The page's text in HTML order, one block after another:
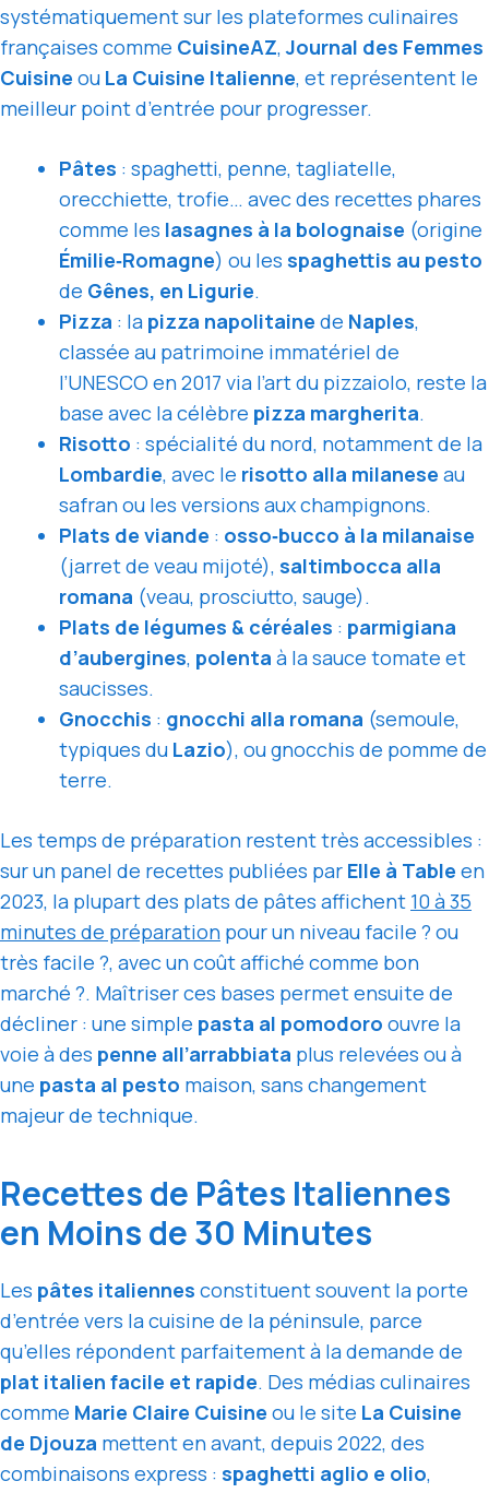
systématiquement sur les plateformes culinaires
françaises comme CuisineAZ,Journal des Femmes
Cuisine ou La Cuisine Italienne, et représentent le
meilleur point d’entrée pour progresser.
Pâtes : spaghetti, penne, tagliatelle,
orecchiette, trofie… avec des recettes phares
comme les lasagnes à la bolognaise (origine
Émilie‑Romagne) ou les spaghettis au pesto
de Gênes, en Ligurie.
Pizza : la pizza napolitaine de Naples,
classée au patrimoine immatériel de
l’UNESCO en 2017 via l’art du pizzaiolo, reste la
base avec la célèbre pizza margherita.
Risotto : spécialité du nord, notamment de la
Lombardie, avec le risotto alla milanese au
safran ou les versions aux champignons.
Plats de viande : osso‑bucco à la milanaise
(jarret de veau mijoté), saltimbocca alla
romana (veau, prosciutto, sauge).
Plats de légumes & céréales : parmigiana
d’aubergines, polenta à la sauce tomate et
saucisses.
Gnocchis : gnocchi alla romana (semoule,
typiques du Lazio), ou gnocchis de pomme de
terre.
Les temps de préparation restent très accessibles :
sur un panel de recettes publiées par Elle à Table en
2023, la plupart des plats de pâtes affichent 10 à 35
minutes de préparation pour un niveau facile ? ou
très facile ?, avec un coût affiché comme bon
marché ?. Maîtriser ces bases permet ensuite de
décliner : une simple pasta al pomodoro ouvre la
voie à des penne all’arrabbiata plus relevées ou à
une pasta al pesto maison, sans changement
majeur de technique.
Recettes de Pâtes Italiennes
en Moins de 30 Minutes
Les pâtes italiennes constituent souvent la porte
d’entrée vers la cuisine de la péninsule, parce
qu’elles répondent parfaitement à la demande de
plat italien facile et rapide. Des médias culinaires
comme Marie Claire Cuisine ou le site La Cuisine
de Djouza mettent en avant, depuis 2022, des
combinaisons express : spaghetti aglio e olio,